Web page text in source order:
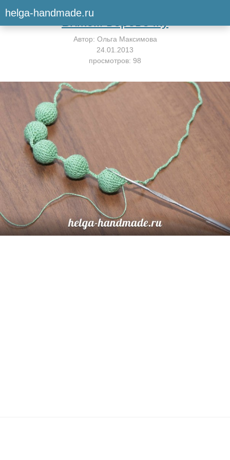
helga-handmade.ruВернуться к мастер-классу
Вяжем веревочку
Автор: Ольга Максимова
24.01.2013
просмотров: 98